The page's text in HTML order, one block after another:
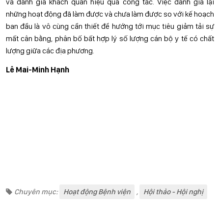
những hoạt động đã làm được và chưa làm được so với kế hoạch
ban đầu là vô cùng cần thiết để hướng tới mục tiêu giảm tải sự
mất cân bằng, phân bố bất hợp lý số lượng cán bộ y tế có chất
lượng giữa các địa phương.
Lê Mai-Minh Hạnh
Chuyên mục: Hoạt động Bệnh viện , Hội thảo - Hội nghị